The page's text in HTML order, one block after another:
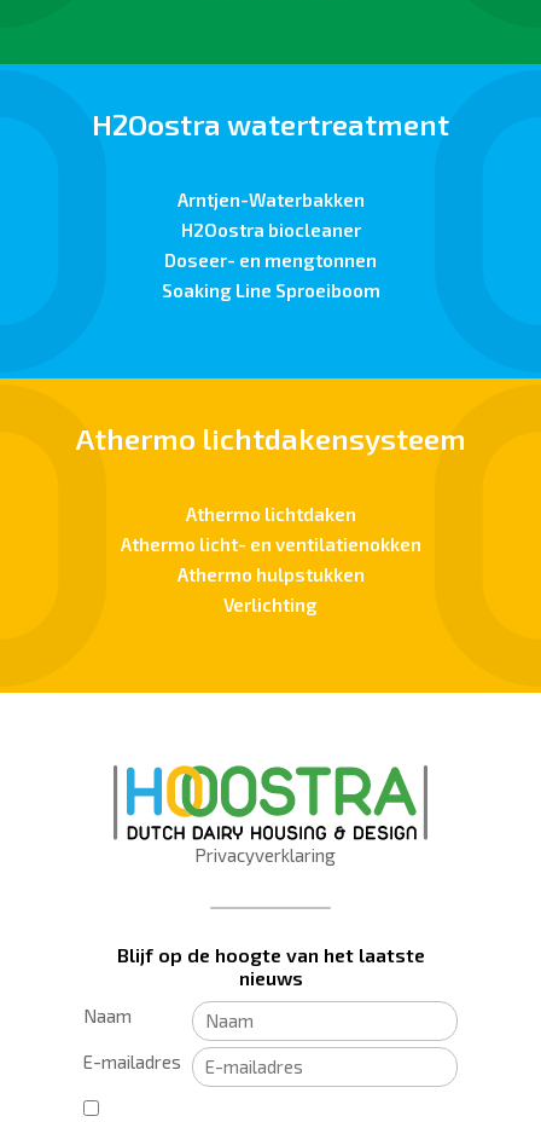
H2Oostra watertreatment
Arntjen-Waterbakken
H2Oostra biocleaner
Doseer- en mengtonnen
Soaking Line Sproeiboom
Athermo lichtdakensysteem
Athermo lichtdaken
Athermo licht- en ventilatienokken
Athermo hulpstukken
Verlichting
Privacyverklaring
Blijf op de hoogte van het laatste
nieuws
Naam
E-mailadres